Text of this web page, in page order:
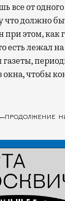
все от
что должно
этом, как
есть лежал
окна, чтобы
ПРОДОЛЖЕНИЕ